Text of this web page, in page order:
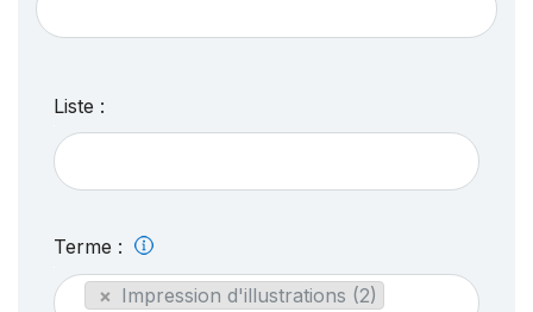
Liste :
Terme :
× Impression d'illustrations (2)